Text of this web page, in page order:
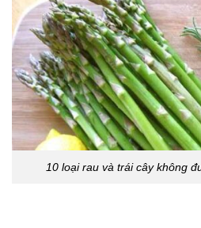
10 loại rau và trái cây không